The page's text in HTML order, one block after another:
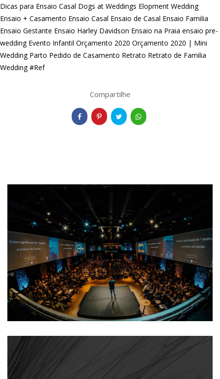
Dicas para Ensaio Casal Dogs at Weddings Elopment Wedding
Ensaio + Casamento Ensaio Casal Ensaio de Casal Ensaio Familia
Ensaio Gestante Ensaio Harley Davidson Ensaio na Praia ensaio pre-
wedding Evento Infantil Orçamento 2020 Orçamento 2020 | Mini
Wedding Parto Pedido de Casamento Retrato Retrato de Familia
Wedding #Ref
Compartilhe